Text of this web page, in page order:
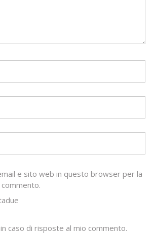
e sito web in questo browser per la
caso di risposte al mio commento.